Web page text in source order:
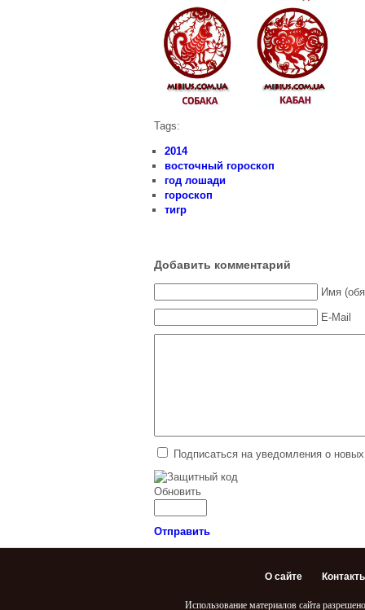
Tags:
2014
восточный гороскоп
год лошади
гороскоп
тигр
Добавить комментарий
Имя
E-Mail
Подписаться на уведомления о
Обновить
Отправить
О сайте
Использование материалов сайта